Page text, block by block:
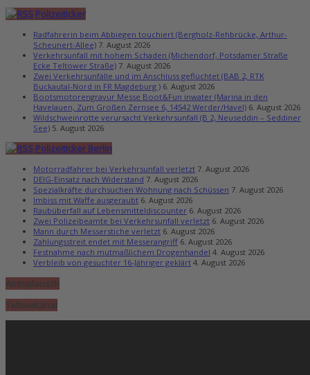
Polizeiticker
Radfahrerin beim Abbiegen touchiert (Bergholz-Rehbrücke, Arthur-
Scheunert-Allee) 7. August 2026
Verkehrsunfall mit hohem Schaden (Michendorf, Potsdamer Straße
Ecke Teltower Straße) 7. August 2026
Zwei Verkehrsunfälle und im Anschluss geflüchtet (BAB 2, RTK
Buckautal-Nord in FR Magdeburg ) 6. August 2026
Bootsmotorengravur Messe Boot&Fun inwater (Marina in den
Havelauen, Zum Großen Zernsee 6, 14542 Werder/Havel) 6. August 2026
Wildschweinrotte verursacht Verkehrsunfall (B 2, Neuseddin – Seddiner
See) 5. August 2026
Polizeiticker Berlin
Motorradfahrer bei Verkehrsunfall verletzt 7. August 2026
DEIG-Einsatz nach Widerstand 7. August 2026
Spezialkräfte durchsuchen Wohnung nach Schüssen 7. August 2026
Imbiss mit Waffe ausgeraubt 6. August 2026
Raubüberfall auf Lebensmitteldiscounter 6. August 2026
Zwei Polizeibeamte bei Verkehrsunfall verletzt 6. August 2026
Mann durch Messerstiche verletzt 6. August 2026
Zahlungsstreit endet mit Messerangriff 6. August 2026
Festnahme nach mutmaßlichem Drogenhandel 4. August 2026
Verbleib von gesuchter 16-Jähriger geklärt 4. August 2026
Amtsplausch
TeltowKanal